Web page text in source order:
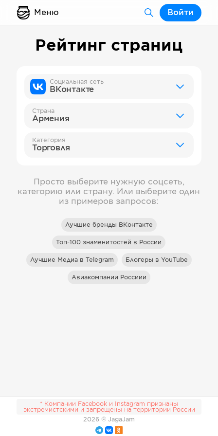
Меню Войти
Рейтинг страниц
Социальная сеть
ВКонтакте
Страна
Армения
Категория
Торговля
Просто выберите нужную соцсеть,
категорию или страну. Или выберите один
из примеров запросов:
Лучшие бренды ВКонтакте
Топ-100 знаменитостей в России
Лучшие Медиа в Telegram Блогеры в YouTube
Авиакомпании Россиии
* Компании Facebook и Instagram признаны
экстремистскими и запрещены на территории России
2026 © JagaJam